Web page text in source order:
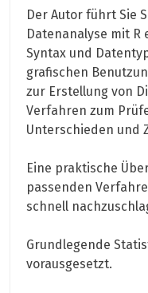
Der Autor führt Sie
Datenanalyse mit R
Syntax und
grafischen
zur Erstellung von
Verfahren zum
Unterschieden und
Eine praktische
passenden
schnell
Grundlegende
vorausgesetzt.